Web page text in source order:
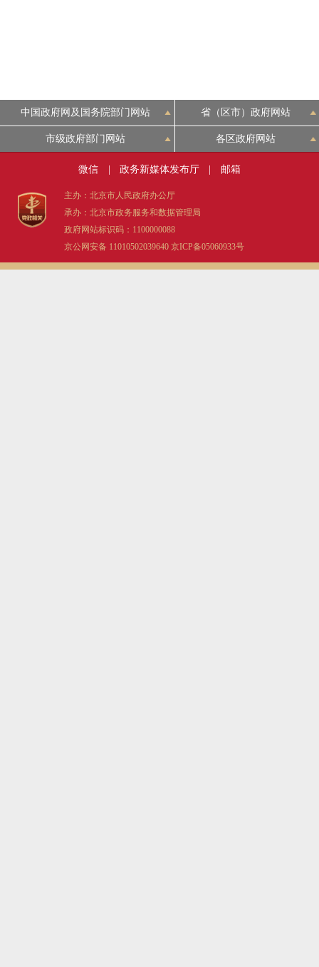
中国政府网及国务院部门网站 省（区市）政府网站
市级政府部门网站 各区政府网站
微信 政务新媒体发布厅 邮箱
主办：北京市人民政府办公厅
承办：北京市政务服务和数据管理局
政府网站标识码：1100000088
京公网安备 11010502039640 京ICP备05060933号